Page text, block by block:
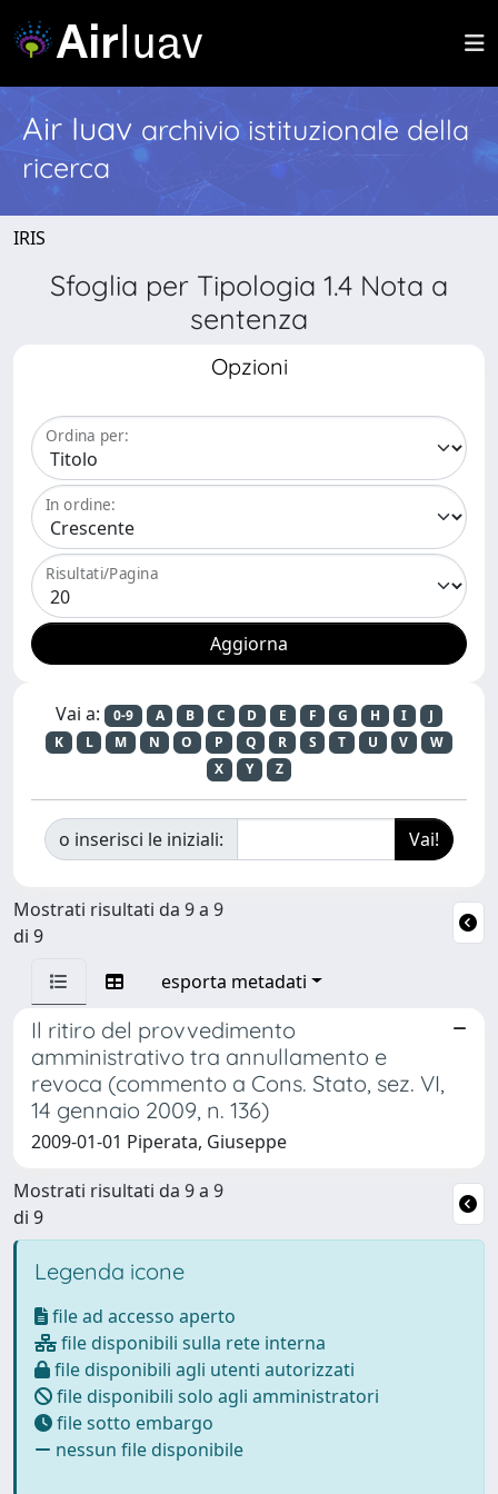
Air Iuav archivio istituzionale della
ricerca
IRIS
Sfoglia per Tipologia 1.4 Nota a
sentenza
Opzioni
Ordina per:
In ordine:
Risultati/Pagina
Vai a: 0-9 A B C D E F G H I
J
K
L M N O P Q R S T U V
W
X
Y Z
o inserisci le iniziali:
Mostrati risultati da 9 a 9
di 9
esporta metadati
Il ritiro del provvedimento
amministrativo tra annullamento e
revoca (commento a Cons. Stato, sez. VI,
14 gennaio 2009, n. 136)
2009-01-01 Piperata, Giuseppe
Mostrati risultati da 9 a 9
di 9
Legenda icone
file ad accesso aperto
file disponibili sulla rete interna
file disponibili agli utenti autorizzati
file disponibili solo agli amministratori
file sotto embargo
nessun file disponibile